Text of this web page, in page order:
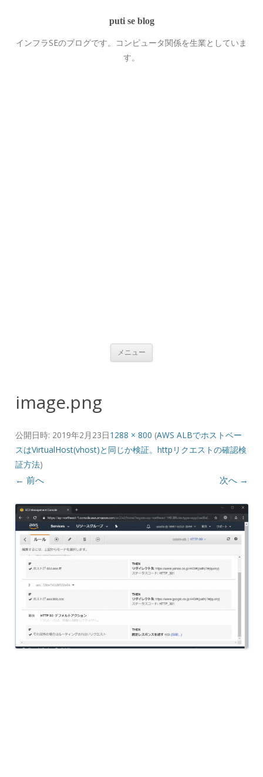
puti se blog
インフラSEのブログです。コンピュータ関係を生業としていま
す。
メニュー コンテンツへ移動
image.png
公開日時: 2019年2月23日1288 × 800 (AWS ALBでホストベー
スはVirtualHost(vhost)と同じか検証。httpリクエストの確認検
証方法)
← 前へ 次へ →